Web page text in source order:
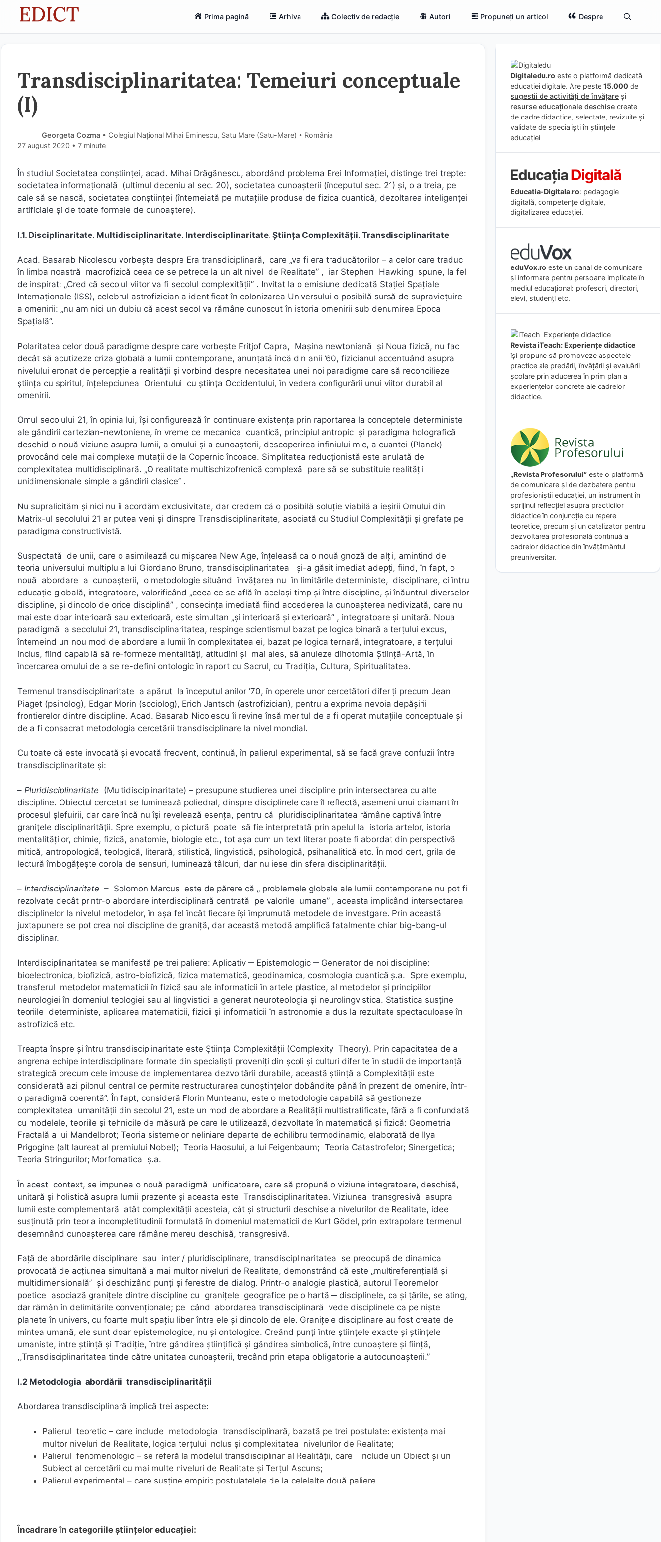
Prima pagină Arhiva Colectiv de redacție Autori Propuneți un articol Despre
Transdisciplinaritatea: Temeiuri conceptuale
(I)
Georgeta Cozma • Colegiul Național Mihai Eminescu, Satu Mare (Satu-Mare) • România
27 august 2020 • 7 minute
În studiul Societatea conștiinței, acad. Mihai Drăgănescu, abordând problema Erei Informației, distinge trei trepte:
societatea informațională (ultimul deceniu al sec. 20), societatea cunoașterii (începutul sec. 21) și, o a treia, pe
cale să se nască, societatea conștiinței (întemeiată pe mutaţiile produse de fizica cuantică, dezoltarea inteligenţei
artificiale şi de toate formele de cunoaştere).
I.1. Disciplinaritate. Multidisciplinaritate. Interdisciplinaritate. Ştiinţa Complexităţii. Transdisciplinaritate
Acad. Basarab Nicolescu vorbește despre Era transdiciplinară, care „va fi era traducătorilor – a celor care traduc
în limba noastră macrofizică ceea ce se petrece la un alt nivel de Realitate” , iar Stephen Hawking spune, la fel
de inspirat: „Cred că secolul viitor va fi secolul complexității” . Invitat la o emisiune dedicată Staţiei Spaţiale
Internaţionale (ISS), celebrul astrofizician a identificat în colonizarea Universului o posibilă sursă de supravieţuire
a omenirii: „nu am nici un dubiu că acest secol va rămâne cunoscut în istoria omenirii sub denumirea Epoca
Spațială”.
Polaritatea celor două paradigme despre care vorbeşte Fritjof Capra, Maşina newtoniană şi Noua fizică, nu fac
decât să acutizeze criza globală a lumii contemporane, anunţată încă din anii ’60, fizicianul accentuând asupra
nivelului eronat de percepţie a realităţii şi vorbind despre necesitatea unei noi paradigme care să reconcilieze
ştiinţa cu spiritul, înţelepciunea Orientului cu ştiinţa Occidentului, în vedera configurării unui viitor durabil al
omenirii.
Omul secolului 21, în opinia lui, își configurează în continuare existența prin raportarea la conceptele deterministe
ale gândirii cartezian-newtoniene, în vreme ce mecanica cuantică, principiul antropic şi paradigma holografică
deschid o nouă viziune asupra lumii, a omului şi a cunoaşterii, descoperirea infiniului mic, a cuantei (Planck)
provocând cele mai complexe mutaţii de la Copernic încoace. Simplitatea reducționistă este anulată de
complexitatea multidisciplinară. „O realitate multischizofrenică complexă pare să se substituie realităţii
unidimensionale simple a gândirii clasice” .
Nu supralicităm și nici nu îi acordăm exclusivitate, dar credem că o posibilă soluție viabilă a ieşirii Omului din
Matrix-ul secolului 21 ar putea veni și dinspre Transdisciplinaritate, asociată cu Studiul Complexităţii și grefate pe
paradigma constructivistă.
Suspectată de unii, care o asimilează cu mişcarea New Age, înţeleasă ca o nouă gnoză de alții, amintind de
teoria universului multiplu a lui Giordano Bruno, transdisciplinaritatea și-a găsit imediat adepți, fiind, în fapt, o
nouă abordare a cunoaşterii, o metodologie situând învăţarea nu în limitările deterministe, disciplinare, ci întru
educaţie globală, integratoare, valorificând „ceea ce se află în acelaşi timp şi între discipline, şi înăuntrul diverselor
discipline, şi dincolo de orice disciplină” , consecința imediată fiind accederea la cunoașterea nedivizată, care nu
mai este doar interioară sau exterioară, este simultan „și interioară și exterioară” , integratoare și unitară. Noua
paradigmă a secolului 21, transdisciplinaritatea, respinge scientismul bazat pe logica binară a terţului excus,
întemeind un nou mod de abordare a lumii în complexitatea ei, bazat pe logica ternară, integratoare, a terţului
inclus, fiind capabilă să re-formeze mentalităţi, atitudini şi mai ales, să anuleze dihotomia Ştiinţă-Artă, în
încercarea omului de a se re-defini ontologic în raport cu Sacrul, cu Tradiţia, Cultura, Spiritualitatea.
Termenul transdisciplinaritate a apărut la începutul anilor ’70, în operele unor cercetători diferiți precum Jean
Piaget (psiholog), Edgar Morin (sociolog), Erich Jantsch (astrofizician), pentru a exprima nevoia depăşirii
frontierelor dintre discipline. Acad. Basarab Nicolescu îi revine însă meritul de a fi operat mutațiile conceptuale și
de a fi consacrat metodologia cercetării transdisciplinare la nivel mondial.
Cu toate că este invocată și evocată frecvent, continuă, în palierul experimental, să se facă grave confuzii între
transdisciplinaritate și:
– Pluridisciplinaritate (Multidisciplinaritate) – presupune studierea unei discipline prin intersectarea cu alte
discipline. Obiectul cercetat se luminează poliedral, dinspre disciplinele care îl reflectă, asemeni unui diamant în
procesul șlefuirii, dar care încă nu își revelează esența, pentru că pluridisciplinaritatea rămâne captivă între
graniţele disciplinarității. Spre exemplu, o pictură poate să fie interpretată prin apelul la istoria artelor, istoria
mentalităților, chimie, fizică, anatomie, biologie etc., tot aşa cum un text literar poate fi abordat din perspectivă
mitică, antropologică, teologică, literară, stilistică, lingvistică, psihologică, psihanalitică etc. În mod cert, grila de
lectură îmbogățește corola de sensuri, luminează tâlcuri, dar nu iese din sfera disciplinarității.
– Interdisciplinaritate – Solomon Marcus este de părere că „ problemele globale ale lumii contemporane nu pot fi
rezolvate decât printr-o abordare interdisciplinară centrată pe valorile umane” , aceasta implicând intersectarea
disciplinelor la nivelul metodelor, în aşa fel încât fiecare îşi împrumută metodele de investgare. Prin această
juxtapunere se pot crea noi discipline de graniță, dar această metodă amplifică fatalmente chiar big-bang-ul
disciplinar.
Interdisciplinaritatea se manifestă pe trei paliere: Aplicativ ‒ Epistemologic ‒ Generator de noi discipline:
bioelectronica, biofizică, astro-biofizică, fizica matematică, geodinamica, cosmologia cuantică ș.a. Spre exemplu,
transferul metodelor matematicii în fizică sau ale informaticii în artele plastice, al metodelor și principiilor
neurologiei în domeniul teologiei sau al lingvisticii a generat neuroteologia şi neurolingvistica. Statistica susține
teoriile deterministe, aplicarea matematicii, fizicii şi informaticii în astronomie a dus la rezultate spectaculoase în
astrofizică etc.
Treapta înspre și întru transdisciplinaritate este Ştiința Complexității (Complexity Theory). Prin capacitatea de a
angrena echipe interdisciplinare formate din specialişti proveniţi din şcoli şi culturi diferite în studii de importanţă
strategică precum cele impuse de implementarea dezvoltării durabile, această ştiinţă a Complexităţii este
considerată azi pilonul central ce permite restructurarea cunoştinţelor dobândite până în prezent de omenire, într-
o paradigmă coerentă”. În fapt, consideră Florin Munteanu, este o metodologie capabilă să gestioneze
complexitatea umanităţii din secolul 21, este un mod de abordare a Realităţii multistratificate, fără a fi confundată
cu modelele, teoriile şi tehnicile de măsură pe care le utilizează, dezvoltate în matematică și fizică: Geometria
Fractală a lui Mandelbrot; Teoria sistemelor neliniare departe de echilibru termodinamic, elaborată de Ilya
Prigogine (alt laureat al premiului Nobel); Teoria Haosului, a lui Feigenbaum; Teoria Catastrofelor; Sinergetica;
Teoria Stringurilor; Morfomatica ş.a.
În acest context, se impunea o nouă paradigmă unificatoare, care să propună o viziune integratoare, deschisă,
unitară și holistică asupra lumii prezente şi aceasta este Transdisciplinaritatea. Viziunea transgresivă asupra
lumii este complementară atât complexității acesteia, cât și structurii deschise a nivelurilor de Realitate, idee
susținută prin teoria incompletitudinii formulată în domeniul matematicii de Kurt Gödel, prin extrapolare termenul
desemnând cunoașterea care rămâne mereu deschisă, transgresivă.
Față de abordările disciplinare sau inter / pluridisciplinare, transdisciplinaritatea se preocupă de dinamica
provocată de acţiunea simultană a mai multor niveluri de Realitate, demonstrând că este „multireferențială și
multidimensională” și deschizând punți și ferestre de dialog. Printr-o analogie plastică, autorul Teoremelor
poetice asociază graniţele dintre discipline cu graniţele geografice pe o hartă ‒ disciplinele, ca și ţările, se ating,
dar rămân în delimitările convenționale; pe când abordarea transdisciplinară vede disciplinele ca pe nişte
planete în univers, cu foarte mult spaţiu liber între ele şi dincolo de ele. Graniţele disciplinare au fost create de
mintea umană, ele sunt doar epistemologice, nu şi ontologice. Creând punți între științele exacte și științele
umaniste, între știință și Tradiție, între gândirea științifică și gândirea simbolică, între cunoaștere și ființă,
,,Transdisciplinaritatea tinde către unitatea cunoașterii, trecând prin etapa obligatorie a autocunoașterii.”
I.2 Metodologia abordării transdisciplinarității
Abordarea transdisciplinară implică trei aspecte:
Palierul teoretic – care include metodologia transdisciplinară, bazată pe trei postulate: existenţa mai
multor niveluri de Realitate, logica terţului inclus și complexitatea nivelurilor de Realitate;
Palierul fenomenologic – se referă la modelul transdisciplinar al Realităţii, care include un Obiect şi un
Subiect al cercetării cu mai multe niveluri de Realitate şi Terţul Ascuns;
Palierul experimental – care susține empiric postulatelele de la celelalte două paliere.
Încadrare în categoriile științelor educației:
Digitaledu.ro este o platformă dedicată
educației digitale. Are peste 15.000 de
sugestii de activități de învățare și
resurse educaționale deschise create
de cadre didactice, selectate, revizuite și
validate de specialiști în științele
educației.
Educatia-Digitala.ro: pedagogie
digitală, competențe digitale,
digitalizarea educației.
eduVox.ro este un canal de comunicare
și informare pentru persoane implicate în
mediul educațional: profesori, directori,
elevi, studenți etc..
Revista iTeach: Experienţe didactice
îşi propune să promoveze aspectele
practice ale predării, învăţării şi evaluării
şcolare prin aducerea în prim plan a
experienţelor concrete ale cadrelor
didactice.
„Revista Profesorului” este o platformă
de comunicare și de dezbatere pentru
profesioniștii educației, un instrument în
sprijinul reflecției asupra practicilor
didactice în conjuncție cu repere
teoretice, precum și un catalizator pentru
dezvoltarea profesională continuă a
cadrelor didactice din învățământul
preuniversitar.